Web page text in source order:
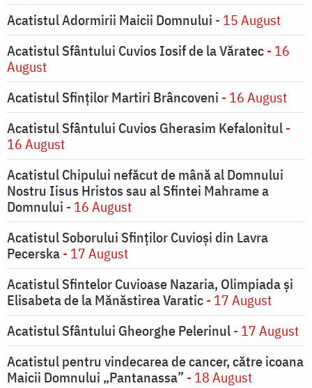
Acatistul Adormirii Maicii Domnului - 15 August
Acatistul Sfântului Cuvios Iosif de la Văratec- 16
August
Acatistul Sfinților Martiri Brâncoveni - 16 August
Acatistul Sfântului Cuvios Gherasim Kefalonitul-
16 August
Acatistul Chipului nefăcut de mână al Domnului
Nostru Iisus Hristos sau al Sfintei Mahrame a
Domnului - 16 August
Acatistul Soborului Sfinților Cuvioși din Lavra
Pecerska- 17 August
Acatistul Sfintelor Cuvioase Nazaria, Olimpiada și
Elisabeta de la Mănăstirea Varatic- 17 August
Acatistul Sfântului Gheorghe Pelerinul- 17 August
Acatistul pentru vindecarea de cancer, către icoana
Maicii Domnului „Pantanassa” - 18 August